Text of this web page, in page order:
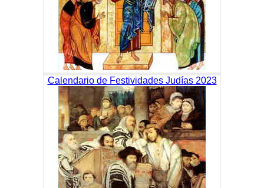
Calendario de Festividades Judías 2023